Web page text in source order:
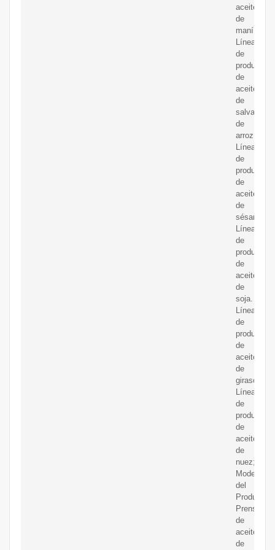
aceite
de
maní;
Línea
de
producción
de
aceite
de
salvado
de
arroz;
Línea
de
producción
de
aceite
de
sésamo;
Línea
de
producción
de
aceite
de
soja.
Línea
de
producción
de
aceite
de
girasol.
Línea
de
producción
de
aceite
de
nuez;
Modelo
del
Producto.
Prensa
de
aceite
de